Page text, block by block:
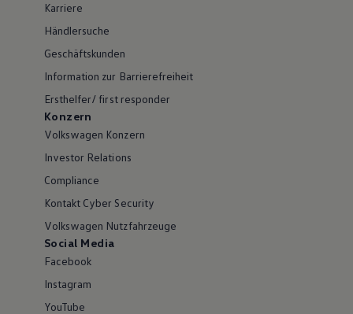
Karriere
Händlersuche
Geschäftskunden
Information zur Barrierefreiheit
Ersthelfer/ first responder
Konzern
Volkswagen Konzern
Investor Relations
Compliance
Kontakt Cyber Security
Volkswagen Nutzfahrzeuge
Social Media
Facebook
Instagram
YouTube